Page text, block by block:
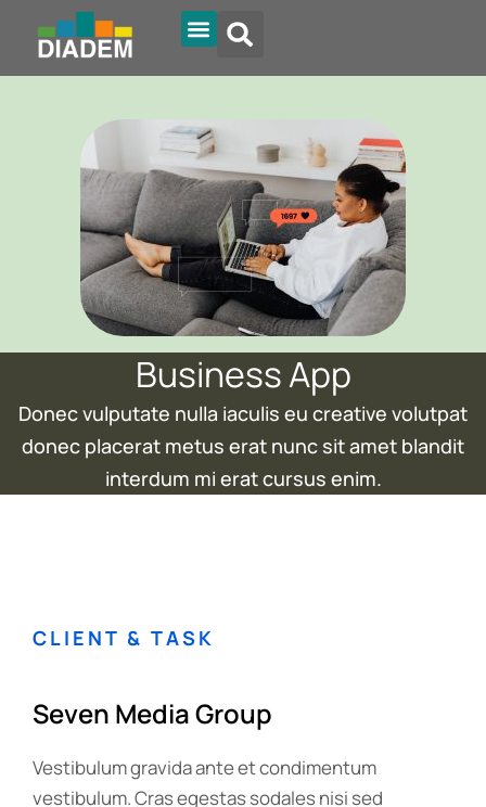
Business App
Donec vulputate nulla iaculis eu creative volutpat
donec placerat metus erat nunc sit amet blandit
interdum mi erat cursus enim.
CLIENT & TASK
Seven Media Group
Vestibulum gravida ante et condimentum
vestibulum. Cras egestas sodales nisi sed